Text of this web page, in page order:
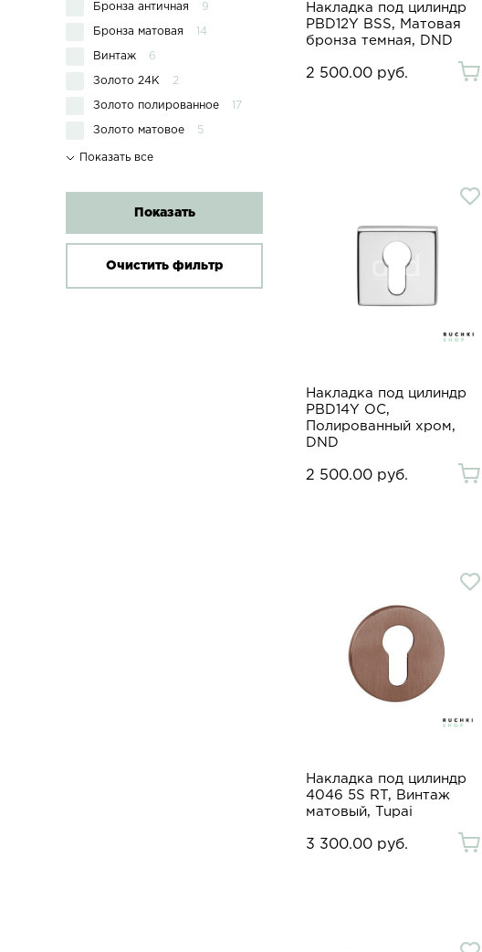
Бронза античная 9
Бронза матовая 14
Винтаж 6
Золото 24К 2
Золото полированное 17
Золото матовое 5
Показать все
Накладка под цилиндр
PBD12Y BSS, Матовая
бронза темная, DND
2 500.00 руб.
Накладка под цилиндр
PBD14Y OC,
Полированный хром,
DND
2 500.00 руб.
Накладка под цилиндр
4046 5S RT, Винтаж
матовый, Tupai
3 300.00 руб.